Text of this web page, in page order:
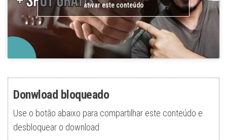
ativar este conteúdo
Donwload bloqueado
Use o botão abaixo para compartilhar este conteúdo e
desbloquear o download